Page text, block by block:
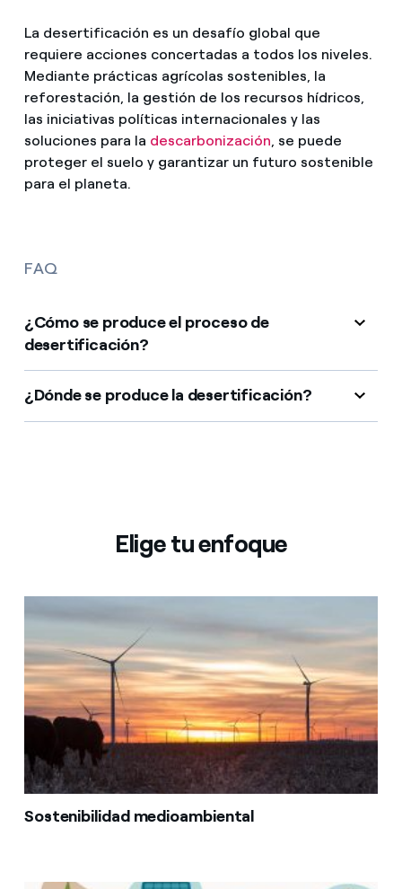
La desertificación es un desafío global que
requiere acciones concertadas a todos los niveles.
Mediante prácticas agrícolas sostenibles, la
reforestación, la gestión de los recursos hídricos,
las iniciativas políticas internacionales y las
soluciones para la descarbonización, se puede
proteger el suelo y garantizar un futuro sostenible
para el planeta.
FAQ
¿Cómo se produce el proceso de
desertificación?
¿Dónde se produce la desertificación?
Elige tu enfoque
Sostenibilidad medioambiental